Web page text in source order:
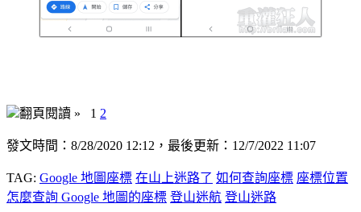
翻頁閱讀 » 1 2
發文時間：8/28/2020 12:12，最後更新：12/7/2022 11:07
TAG: Google 地圖座標 在山上迷路了 如何查詢座標 座標位置
怎麼查詢 Google 地圖的座標 登山迷航 登山迷路